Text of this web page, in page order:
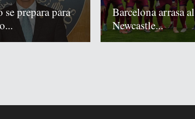
prepara para
Barcelona arrasa al
Newcastle...